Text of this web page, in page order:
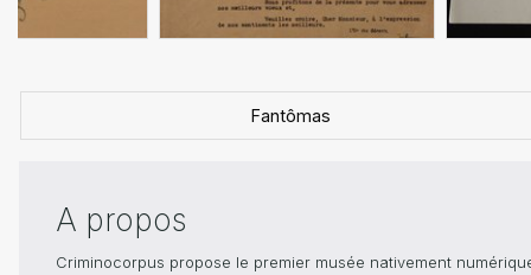
Fantômas
A propos
Criminocorpus propose le premier musée nativement